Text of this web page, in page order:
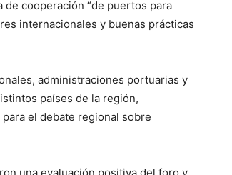
cooperación “de puertos para
internacionales y buenas prácticas
administraciones portuarias y
países de la región,
el debate regional sobre